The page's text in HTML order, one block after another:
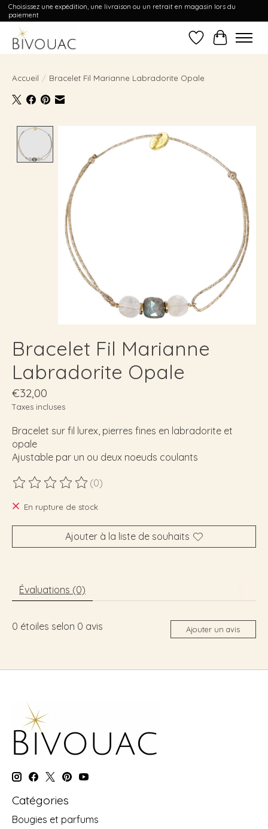
Choisissez une expédition, une livraison ou un retrait en magasin lors du
paiement
Liste dePanier
Accueil / Bracelet Fil Marianne Labradorite Opale
Product image slideshow Items
Bracelet Fil Marianne
Labradorite Opale
€32,00
Taxes incluses
Bracelet sur fil lurex, pierres fines en labradorite et
opale
Ajustable par un ou deux noeuds coulants
Ce produit est évalué à
(0)
En rupture de stock
Ajouter à la liste de souhaits
Évaluations (0)
0 étoiles selon 0 avis Ajouter un avis
Catégories
Bougies et parfums